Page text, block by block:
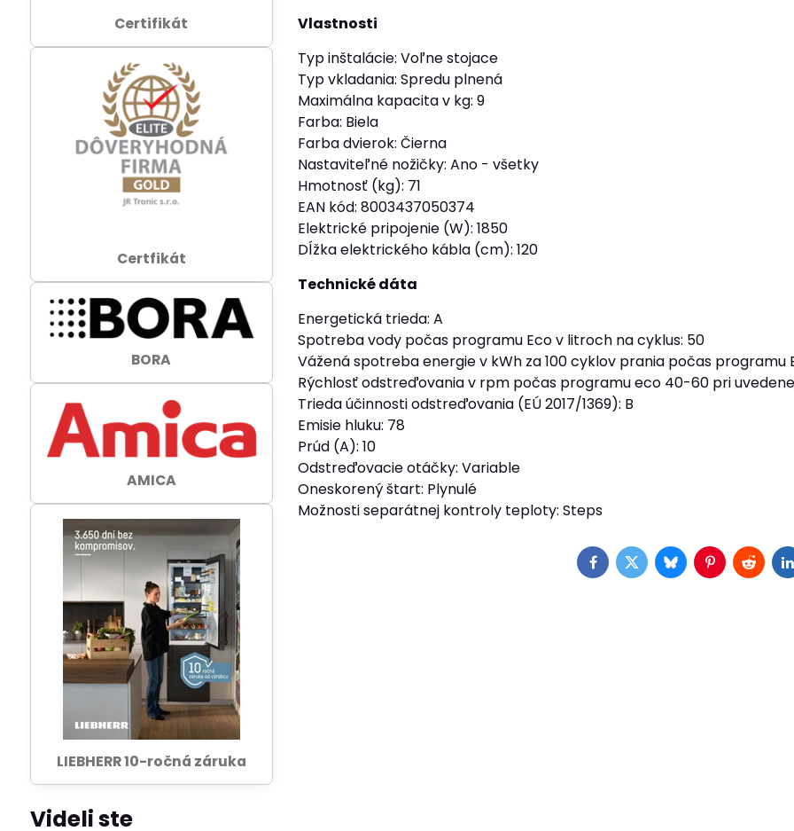
Vlastnosti
Typ inštalácie: Voľne stojace
Typ vkladania: Spredu plnená
Maximálna kapacita v kg: 9
Farba: Biela
Farba dvierok: Čierna
Nastaviteľné nožičky: Ano - všetky
Hmotnosť (kg): 71
EAN kód: 8003437050374
Elektrické pripojenie (W): 1850
Dĺžka elektrického kábla (cm): 120
Technické dáta
Energetická trieda: A
Spotreba vody počas programu Eco v litroch na cyklus: 50
Vážená spotreba energie v kWh za 100 cyklov prania počas programu
Rýchlosť odstreďovania v rpm počas programu eco 40-60 pri uvedenej
Trieda účinnosti odstreďovania (EÚ 2017/1369): B
Emisie hluku: 78
Prúd (A): 10
Odstreďovacie otáčky: Variable
Oneskorený štart: Plynulé
Možnosti separátnej kontroly teploty: Steps
Facebook
TwitterBlueskyPinterest
Reddit
Certifikát
Certfikát
BORA
AMICA
LIEBHERR 10-ročná záruka
Videli ste